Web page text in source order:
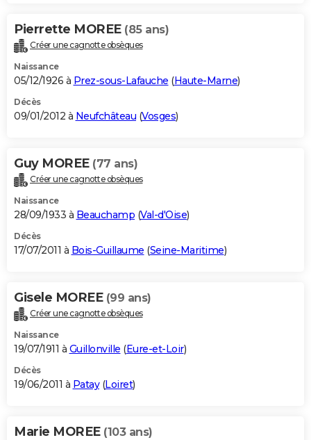
Pierrette MOREE (85 ans)
Créer une cagnotte obsèques
Naissance
05/12/1926 à Prez-sous-Lafauche (Haute-Marne)
Décès
09/01/2012 à Neufchâteau (Vosges)
Guy MOREE (77 ans)
Créer une cagnotte obsèques
Naissance
28/09/1933 à Beauchamp (Val-d'Oise)
Décès
17/07/2011 à Bois-Guillaume (Seine-Maritime)
Gisele MOREE (99 ans)
Créer une cagnotte obsèques
Naissance
19/07/1911 à Guillonville (Eure-et-Loir)
Décès
19/06/2011 à Patay(Loiret)
Marie MOREE (103 ans)